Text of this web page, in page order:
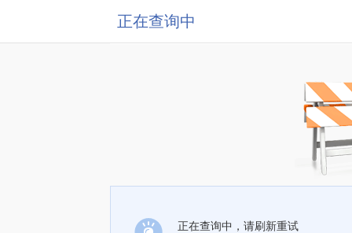
正在查询中
正在查询中，请刷新重试